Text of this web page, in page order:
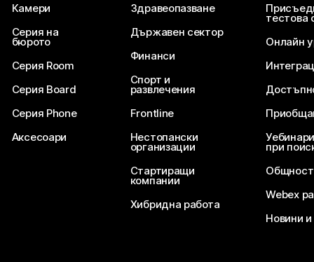
Камери
Серия на
бюрото
Серия Room
Серия Board
Серия Phone
Аксесоари
Здравеопазване
Държавен сектор
Финанси
Спорт и
развлечения
Frontline
Нестопански
организации
Стартиращи
компании
Хибридна работа
тестова
Онлайн
при
Общност
Webex
Новини